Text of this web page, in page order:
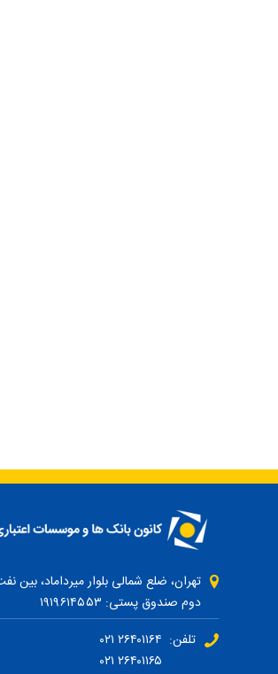
دوم صندوق پستی: ۱۹۱۹۶۱۴۵۵۳
تلفن: ۲۶۴۰۱۱۶۴ ۰۲۱